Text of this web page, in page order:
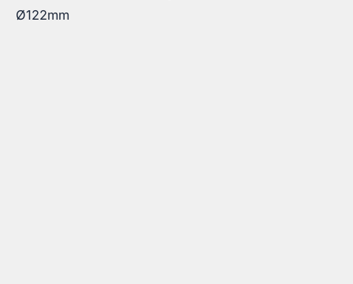
Ø122mm